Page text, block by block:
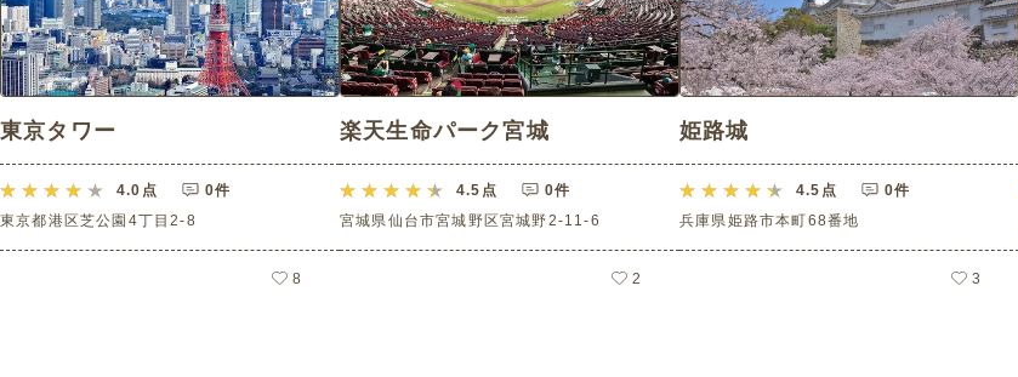
東京タワー
4.0 点
0件
東京都港区芝公園4丁目2-8
8
楽天生命パーク宮城
4.5 点
0件
宮城県仙台市宮城野区宮城野2-11-6
2
姫路城
4.5 点
0件
兵庫県姫路市本町68番地
3